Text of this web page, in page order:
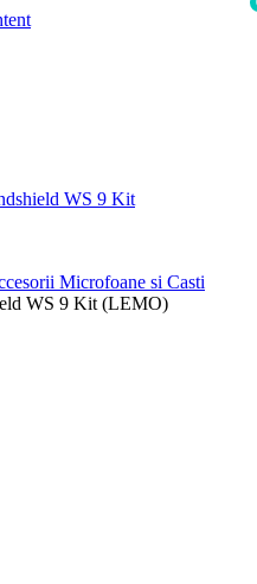
Microfoane si Casti
WS 9 Kit (LEMO)